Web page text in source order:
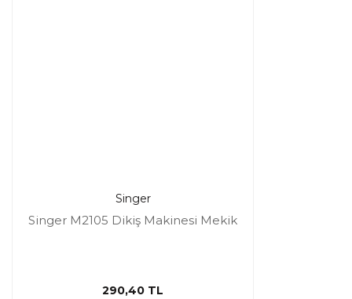
Singer
Singer M2105 Dikiş Makinesi Mekik
290,40 TL